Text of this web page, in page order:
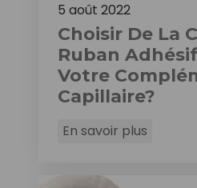
5 août 2022
Choisir De La
Ruban
Votre
Capillaire?
En savoir plus